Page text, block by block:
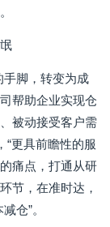
手脚，转变为成
帮助企业实现仓
被动接受客户需
“更具前瞻性的服
痛点，打通从研
节，在准时达，
仓”。